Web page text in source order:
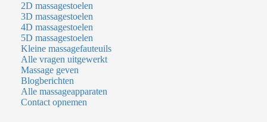
2D massagestoelen
3D massagestoelen
4D massagestoelen
5D massagestoelen
Kleine massagefauteuils
Alle vragen uitgewerkt
Massage geven
Blogberichten
Alle massageapparaten
Contact opnemen